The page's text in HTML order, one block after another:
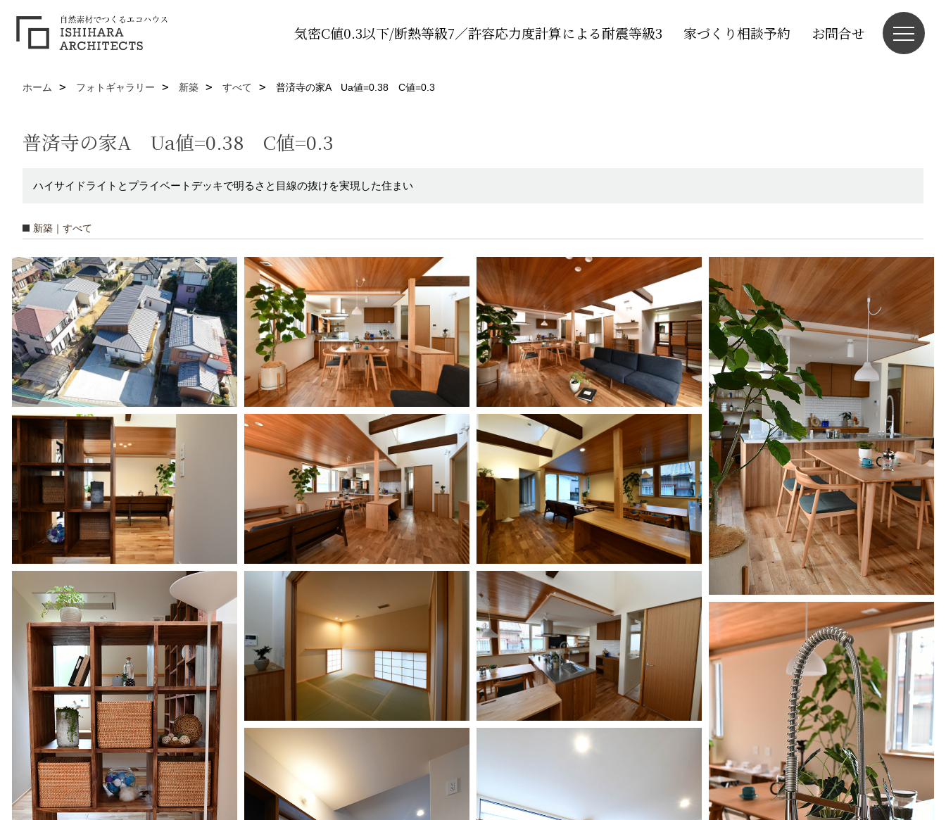
気密C値0.3以下/断熱等級7／許容応力度計算による耐震等級3 家づくり相談予約 お問合せ
ホーム フォトギャラリー 新築 すべて 普済寺の家A Ua値=0.38 C値=0.3
普済寺の家A Ua値=0.38 C値=0.3
ハイサイドライトとプライベートデッキで明るさと目線の抜けを実現した住まい
新築｜すべて